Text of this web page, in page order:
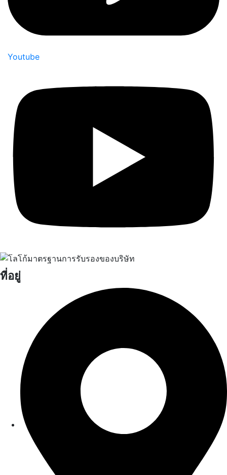
Youtube
ที่อยู่